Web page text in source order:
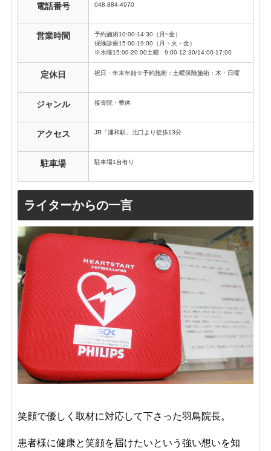
電話番号 048-884-4970
営業時間
予約施術10:00-14:30（月~金）
保険診療15:00-19:00（月・火・金）
※水曜15:00-20:00土曜 9:00-12:30/14:00-17:00
定休日 祝日・年末年始※予約施術：土曜保険施術：木・日曜
ジャンル 接骨院・整体
アクセス JR「浦和駅」北口より徒歩13分
駐車場 駐車場1台有り
ライターからの一言
笑顔で優しく取材に対応して下さった羽鳥院長。
患者様に健康と笑顔を届けたいという強い想いを知